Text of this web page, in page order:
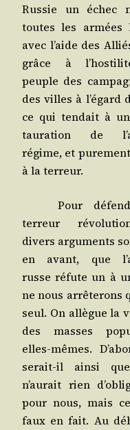
Rus­sie un échec
toutes les armées
avec l’aide des
grâce à
peuple des
des villes à l’é­gard
ce qui ten­dait à
tau­ra­tion de
régime, et
à la terreur.
Pour
ter­reur
divers argu­ments
en avant, que
russe réfute un à
ne nous arrê­te­rons
seul. On allègue la
des masses
elles-mêmes.
serait-il ain­si
n’au­rait rien
pour nous, mais
faux en fait. Au